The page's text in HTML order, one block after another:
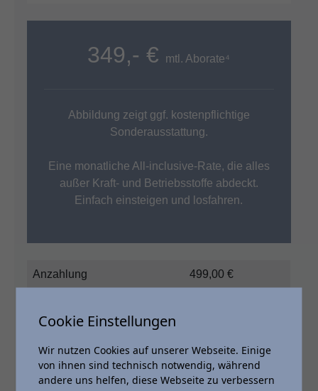
349,- € mtl. Aborate⁴
Abbildung zeigt ggf. kostenpflichtige
Sonderausstattung.
Eine monatliche All-inclusive-Rate, die alles
außer Kraft- und Betriebsstoffe abdeckt.
Einfach einsteigen und losfahren.
Anzahlung 499,00 €
6 mtl. Raten 349,29 €
Cookie Einstellungen
Wir nutzen Cookies auf unserer Webseite. Einige
von ihnen sind technisch notwendig, während
andere uns helfen, diese Webseite zu verbessern